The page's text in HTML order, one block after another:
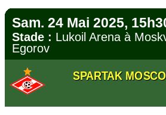
Sam. 24 Mai 2025,
Stade : Lukoil Arena à
Egorov
SPARTAK